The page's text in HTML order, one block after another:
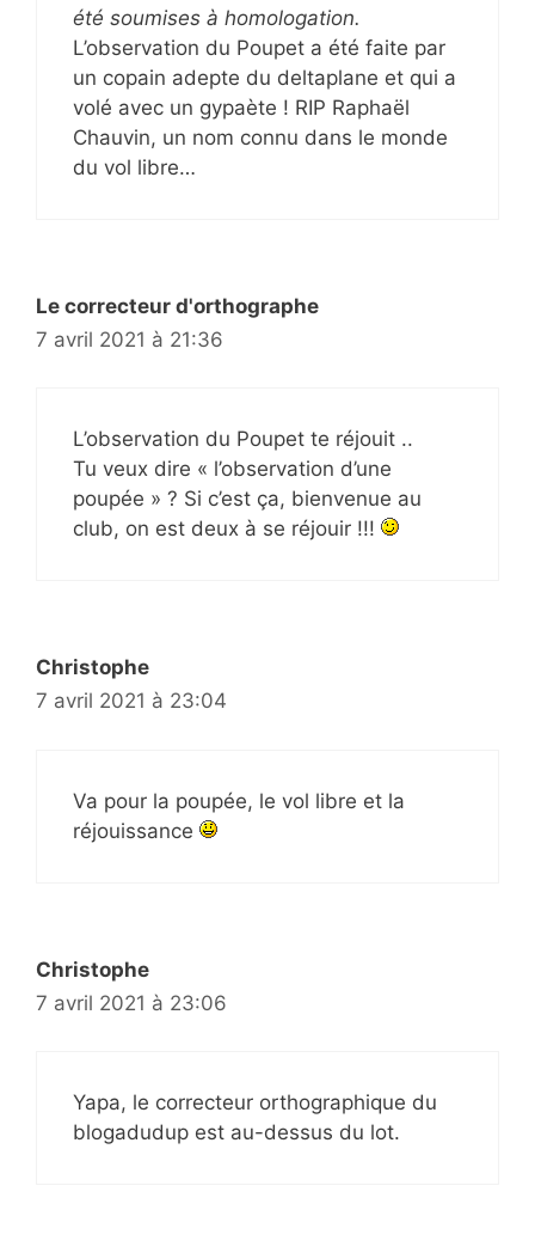
été soumises à homologation.
L’observation du Poupet a été faite par
un copain adepte du deltaplane et qui a
volé avec un gypaète ! RIP Raphaël
Chauvin, un nom connu dans le monde
du vol libre…
Le correcteur d'orthographe
7 avril 2021 à 21:36
L’observation du Poupet te réjouit ..
Tu veux dire « l’observation d’une
poupée » ? Si c’est ça, bienvenue au
club, on est deux à se réjouir !!!
Christophe
7 avril 2021 à 23:04
Va pour la poupée, le vol libre et la
réjouissance
Christophe
7 avril 2021 à 23:06
Yapa, le correcteur orthographique du
blogadudup est au-dessus du lot.